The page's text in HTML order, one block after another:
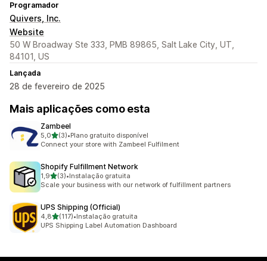
Programador
Quivers, Inc.
Website
50 W Broadway Ste 333, PMB 89865, Salt Lake City, UT,
84101, US
Lançada
28 de fevereiro de 2025
Mais aplicações como esta
Zambeel
5,0de 5 estrelas
(3)
3 total de avaliações
•Plano gratuito disponível
Connect your store with Zambeel Fulfilment
Shopify Fulfillment Network
1,9de 5 estrelas
(3)
3 total de avaliações
•Instalação gratuita
Scale your business with our network of fulfillment partners
UPS Shipping (Official)
4,8de 5 estrelas
(117)
117 total de avaliações
•Instalação gratuita
UPS Shipping Label Automation Dashboard